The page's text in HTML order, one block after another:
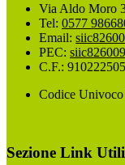
Via Aldo Moro
Tel: 0577
Email:
PEC:
C.F.:
Codice
Sezione Link Utili